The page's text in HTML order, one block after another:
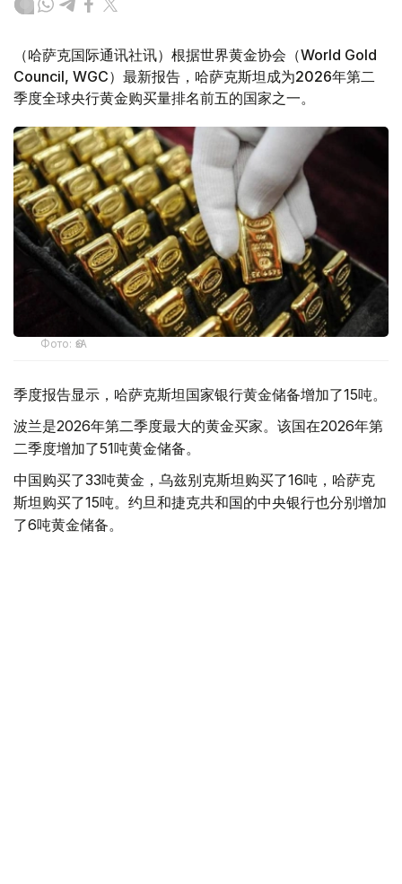
（哈萨克国际通讯社讯）根据世界黄金协会（World Gold
Council, WGC）最新报告，哈萨克斯坦成为2026年第二
季度全球央行黄金购买量排名前五的国家之一。
Фото: ӨзА
季度报告显示，哈萨克斯坦国家银行黄金储备增加了15吨。
波兰是2026年第二季度最大的黄金买家。该国在2026年第
二季度增加了51吨黄金储备。
中国购买了33吨黄金，乌兹别克斯坦购买了16吨，哈萨克
斯坦购买了15吨。约旦和捷克共和国的中央银行也分别增加
了6吨黄金储备。